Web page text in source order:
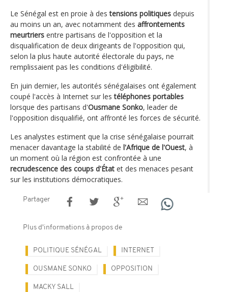
Le Sénégal est en proie à destensions politiques depuis
au moins un an, avec notamment des affrontements
meurtriers entre partisans de l'opposition et la
disqualification de deux dirigeants de l'opposition qui,
selon la plus haute autorité électorale du pays, ne
remplissaient pas les conditions d'éligibilité.
En juin dernier, les autorités sénégalaises ont également
coupé l'accès à Internet sur lestéléphones portables
lorsque des partisans d'Ousmane Sonko, leader de
l'opposition disqualifié, ont affronté les forces de sécurité.
Les analystes estiment que la crise sénégalaise pourrait
menacer davantage la stabilité de l'Afrique de l'Ouest, à
un moment où la région est confrontée à une
recrudescence des coups d'État et des menaces pesant
sur les institutions démocratiques.
Partager
Plus d'informations à propos de
POLITIQUE SÉNÉGAL INTERNET
OUSMANE SONKO OPPOSITION
MACKY SALL